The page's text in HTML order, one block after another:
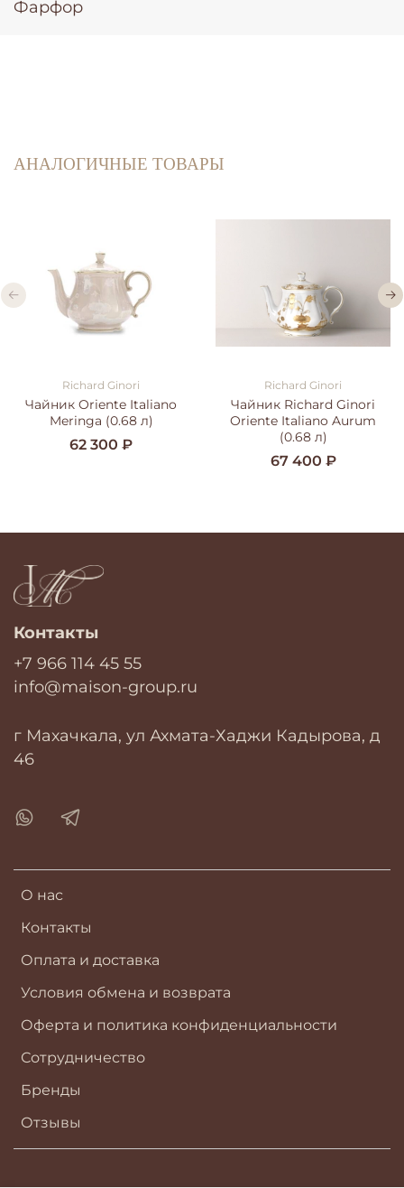
Фарфор
АНАЛОГИЧНЫЕ ТОВАРЫ
Richard Ginori
Чайник Oriente Italiano
Meringa (0.68 л)
62 300 ₽
Richard Ginori
Чайник Richard Ginori
Oriente Italiano Aurum
(0.68 л)
67 400 ₽
О нас
Контакты
Оплата и доставка
Условия обмена и возврата
Оферта и политика конфиденциальности
Сотрудничество
Бренды
Отзывы
Контакты
+7 966 114 45 55
info@maison-group.ru
г Махачкала, ул Ахмата-Хаджи Кадырова, д
46